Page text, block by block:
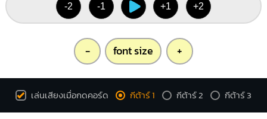
-2 -1 +1 +2
- font size +
เล่นเสียงเมื่อกดคอร์ด กีต้าร์ 1 กีต้าร์ 2 กีต้าร์ 3